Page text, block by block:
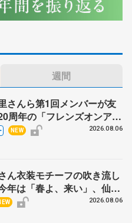
週間
さんら第1回メンバーが友
年の「フレンズオンアイ
二さん、有川梨絵さん、
NEW 2026.08.06
ん衣装モチーフの吹き流し
は「春よ、来い」、仙台
2026.08.06